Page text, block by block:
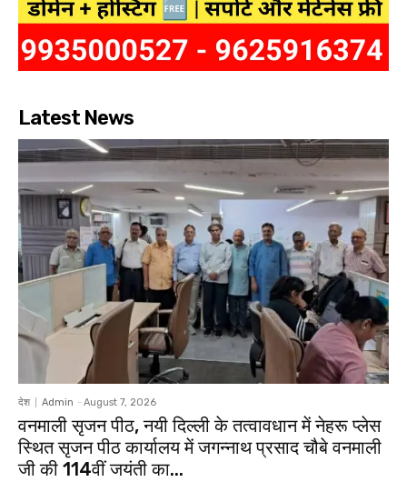
Latest News
देश Admin - August 7, 2026
वनमाली सृजन पीठ, नयी दिल्ली के तत्वावधान में नेहरू प्लेस
स्थित सृजन पीठ कार्यालय में जगन्नाथ प्रसाद चौबे वनमाली
जी की 114वीं जयंती का...